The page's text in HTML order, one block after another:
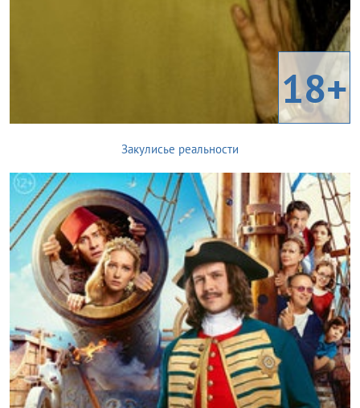
18+
Закулисье реальности